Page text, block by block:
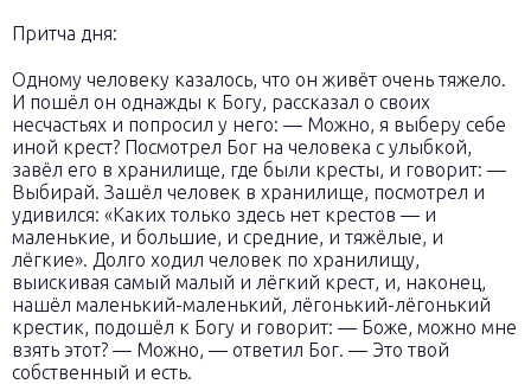
Притча дня:
Одному человеку казалось, что он живёт очень тяжело.
И пошёл он однажды к Богу, рассказал о своих
несчастьях и попросил у него: — Можно, я выберу себе
иной крест? Посмотрел Бог на человека с улыбкой,
завёл его в хранилище, где были кресты, и говорит: —
Выбирай. Зашёл человек в хранилище, посмотрел и
удивился: «Каких только здесь нет крестов — и
маленькие, и большие, и средние, и тяжёлые, и
лёгкие». Долго ходил человек по хранилищу,
выискивая самый малый и лёгкий крест, и, наконец,
нашёл маленький-маленький, лёгонький-лёгонький
крестик, подошёл к Богу и говорит: — Боже, можно мне
взять этот? — Можно, — ответил Бог. — Это твой
собственный и есть.